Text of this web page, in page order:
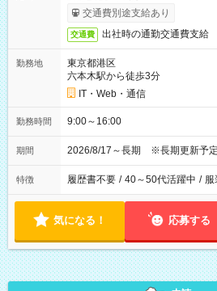
交通費別途支給あり
交通費 出社時の通勤交通費支給
勤務地
東京都港区
六本木駅から徒歩3分
IT・Web・通信
勤務時間 9:00～16:00
期間 2026/8/17～長期 ※長期更新予
特徴 履歴書不要 / 40～50代活躍中 / 服
気になる！ 応募する